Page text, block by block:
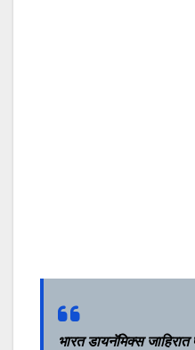
भारत डायनॅमिक्सजाहिरात